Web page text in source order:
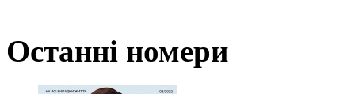
Останні номери